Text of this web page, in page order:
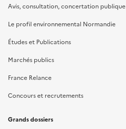
Avis, consultation, concertation publique
Le profil environnemental Normandie
Études et Publications
Marchés publics
France Relance
Concours et recrutements
Grands dossiers